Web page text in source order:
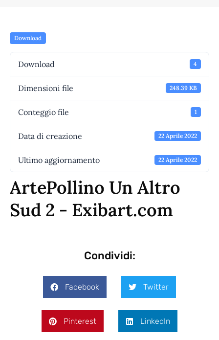
Download
Download 4
Dimensioni file 248.39 KB
Conteggio file 1
Data di creazione 22 Aprile 2022
Ultimo aggiornamento 22 Aprile 2022
ArtePollino Un Altro
Sud 2 - Exibart.com
Condividi:
Facebook Twitter
Pinterest LinkedIn